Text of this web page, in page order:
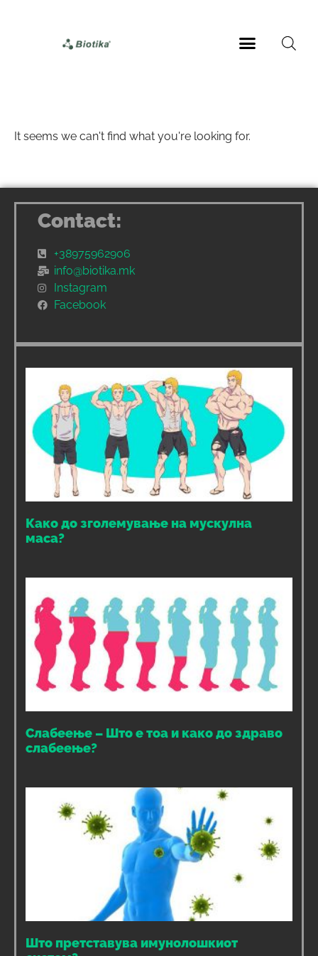
It seems we can't find what you're looking for.
Contact:
+38975962906
info@biotika.mk
Instagram
Facebook
Како до зголемување на мускулна
маса?
Слабеење – Што е тоа и како до здраво
слабеење?
Што претставува имунолошкиот